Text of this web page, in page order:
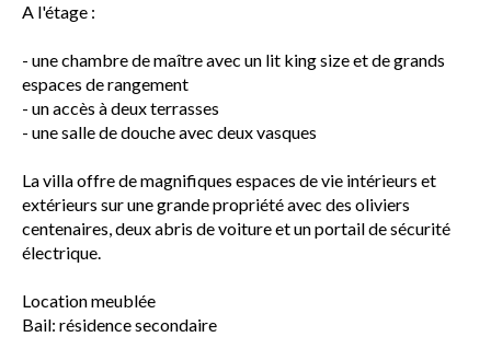
A l'étage :
- une chambre de maître avec un lit king size et de grands
espaces de rangement
- un accès à deux terrasses
- une salle de douche avec deux vasques
La villa offre de magnifiques espaces de vie intérieurs et
extérieurs sur une grande propriété avec des oliviers
centenaires, deux abris de voiture et un portail de sécurité
électrique.
Location meublée
Bail: résidence secondaire